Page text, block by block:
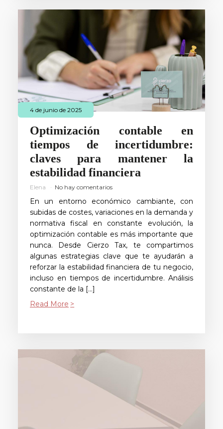
4 de junio de 2025
Optimización contable en
tiempos de incertidumbre:
claves para mantener la
estabilidad financiera
Elena No hay comentarios
En un entorno económico cambiante, con
subidas de costes, variaciones en la demanda y
normativa fiscal en constante evolución, la
optimización contable es más importante que
nunca. Desde Cierzo Tax, te compartimos
algunas estrategias clave que te ayudarán a
reforzar la estabilidad financiera de tu negocio,
incluso en tiempos de incertidumbre. Análisis
constante de la […]
Read More